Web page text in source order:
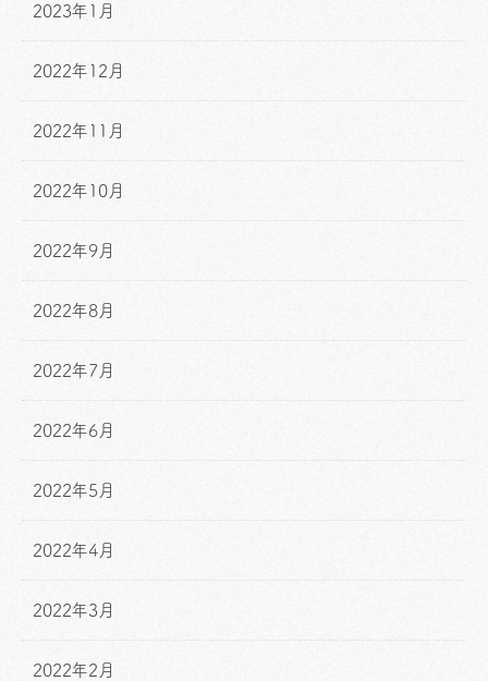
2023年1月
2022年12月
2022年11月
2022年10月
2022年9月
2022年8月
2022年7月
2022年6月
2022年5月
2022年4月
2022年3月
2022年2月